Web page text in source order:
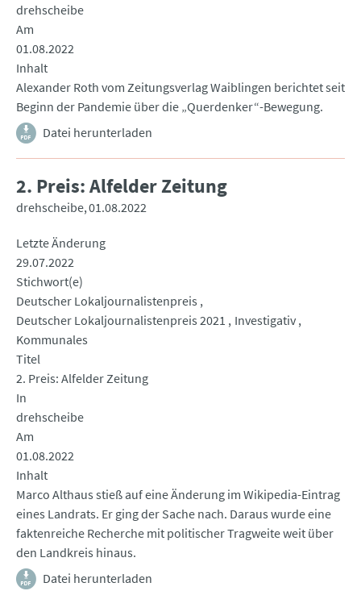
drehscheibe
Am
01.08.2022
Inhalt
Alexander Roth vom Zeitungsverlag Waiblingen berichtet seit
Beginn der Pandemie über die „Querdenker“-Bewegung.
Datei herunterladen
2. Preis: Alfelder Zeitung
drehscheibe 01.08.2022
Letzte Änderung
29.07.2022
Stichwort(e)
Deutscher Lokaljournalistenpreis
Deutscher Lokaljournalistenpreis 2021
Investigativ
Kommunales
Titel
2. Preis: Alfelder Zeitung
In
drehscheibe
Am
01.08.2022
Inhalt
Marco Althaus stieß auf eine Änderung im Wikipedia-Eintrag
eines Landrats. Er ging der Sache nach. Daraus wurde eine
faktenreiche Recherche mit politischer Tragweite weit über
den Landkreis hinaus.
Datei herunterladen